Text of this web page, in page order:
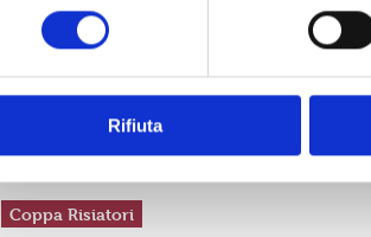
Rifiuta
01 Giugno 2025
Il Borgo vince la 46esima edizione
Un super Borgo vince la 46esima edizione della
Coppa Risiatori